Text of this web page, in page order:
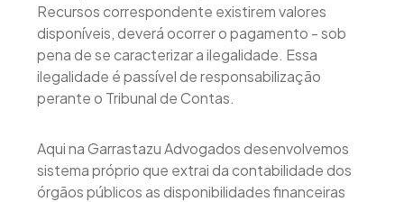
Recursos correspondente existirem valores
disponíveis, deverá ocorrer o pagamento - sob
pena de se caracterizar a ilegalidade. Essa
ilegalidade é passível de responsabilização
perante o Tribunal de Contas.
Aqui na Garrastazu Advogados desenvolvemos
sistema próprio que extrai da contabilidade dos
órgãos públicos as disponibilidades financeiras